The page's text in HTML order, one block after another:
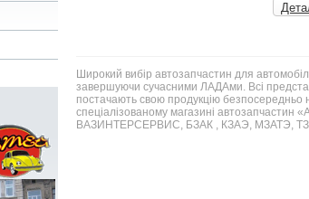
Широкий вибір автозапчастин для
завершуючи сучасними ЛАДАми. Всі
постачають свою продукцію безпосередньо
спеціалізованому магазині автозапчастин
ВАЗИНТЕРСЕРВИС, БЗАК , КЗАЭ, МЗАТЭ,